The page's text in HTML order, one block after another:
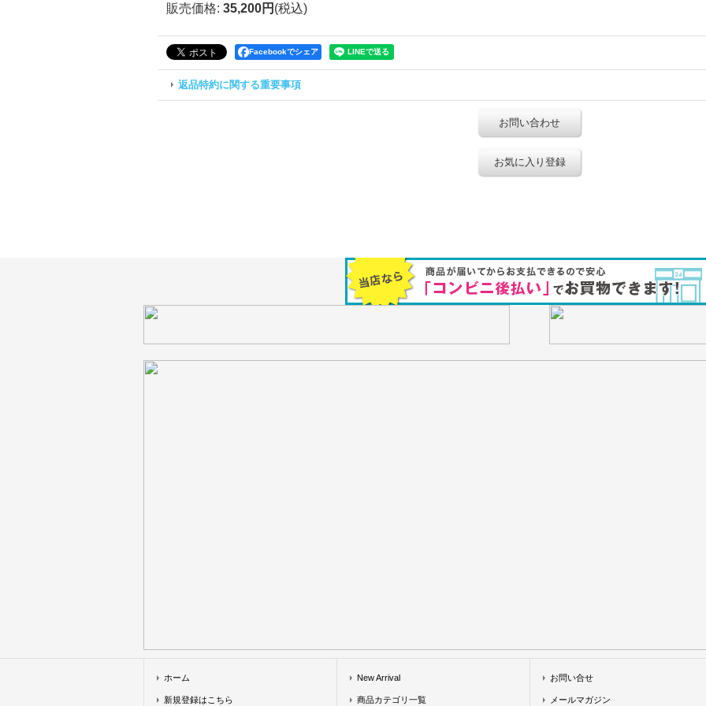
販売価格: 35,200円 (税込)
Facebookでシェア
返品特約に関する重要事項
お問い合わせ
お気に入り登録
ホーム
新規登録はこちら
New Arrival
商品カテゴリ一覧
お問い合せ
メールマガジン